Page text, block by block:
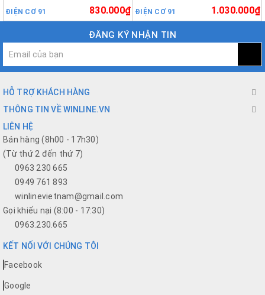
ĐIỆN CƠ 91 830.000₫ ĐIỆN CƠ 91 1.030.000₫
ĐĂNG KÝ NHẬN TIN
HỖ TRỢ KHÁCH HÀNG
THÔNG TIN VỀ WINLINE.VN
LIÊN HỆ
Bán hàng (8h00 - 17h30)
(Từ thứ 2 đến thứ 7)
0963 230 665
0949 761 893
winlinevietnam@gmail.com
Gọi khiếu nại (8:00 - 17:30)
0963.230.665
KẾT NỐI VỚI CHÚNG TÔI
Facebook
Google